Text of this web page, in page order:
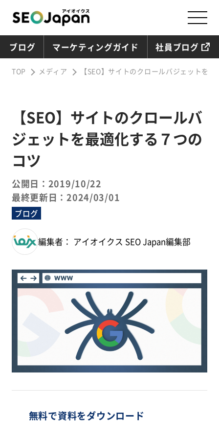
ブログ マーケティングガイド 社員ブログ
TOP メディア 【SEO】サイトのクロールバジェットを
【SEO】サイトのクロールバ
ジェットを最適化する７つの
コツ
公開日：2019/10/22
最終更新日：2024/03/01
ブログ
編集者： アイオイクス SEO Japan編集部
無料で資料をダウンロード